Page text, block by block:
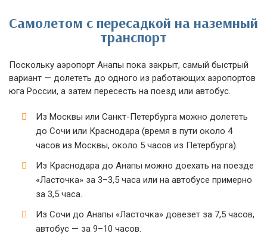
Самолетом с пересадкой на наземный
транспорт
Поскольку аэропорт Анапы пока закрыт, самый быстрый
вариант — долететь до одного из работающих аэропортов
юга России, а затем пересесть на поезд или автобус.
Из Москвы или Санкт-Петербурга можно долететь
до Сочи или Краснодара (время в пути около 4
часов из Москвы, около 5 часов из Петербурга).
Из Краснодара до Анапы можно доехать на поезде
«Ласточка» за 3–3,5 часа или на автобусе примерно
за 3,5 часа.
Из Сочи до Анапы «Ласточка» довезет за 7,5 часов,
автобус — за 9–10 часов.